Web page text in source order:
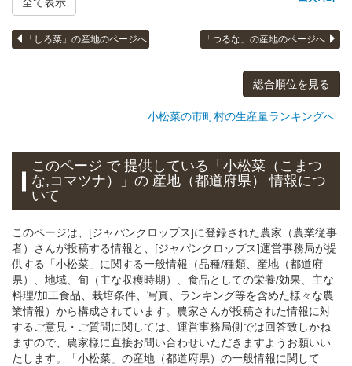
全て表示
「しろ菜」の産地のページへ 「つるな」の産地のページへ
総合順位を見る
小松菜の市町村の生産量ランキングへ
このページ で 提供している「小松菜（こまつ
な,コマツナ）」の 産地（都道府県） 情報につ
いて
このページは、[ジャパンクロップス]に登録された農家（農業従事
者）さんが投稿する情報と、[ジャパンクロップス]運営事務局が提
供する「小松菜」に関する一般情報（品種/種類、産地（都道府
県）、地域、旬（主な収穫時期）、食品としての栄養/効果、主な
料理/加工食品、栽培条件、写真、ランキング等を含めた様々な農
業情報）から構成されています。農家さんが投稿された情報に対
するご意見・ご質問に関しては、運営事務局側では回答致しかね
ますので、農家様に直接お問い合わせいただきますようお願いい
たします。「小松菜」の産地（都道府県）の一般情報に関して